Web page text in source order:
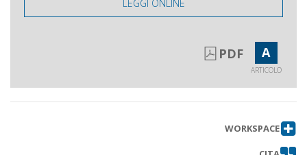
competenze lavorative e di vita
indipendente
Ottieni articolo
Ottieni articolo
LEGGI ONLINE
PDF A
ARTICOLO
WORKSPACE